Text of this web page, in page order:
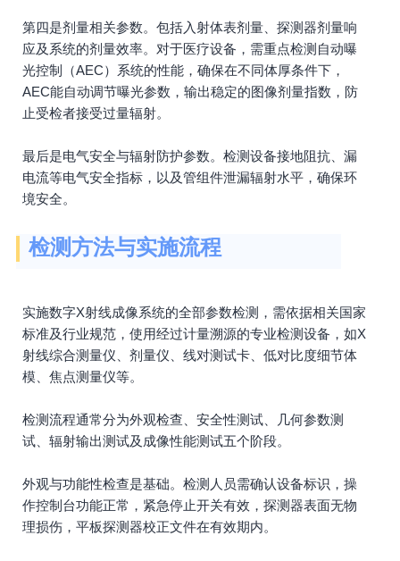
第四是剂量相关参数。包括入射体表剂量、探测器剂量响
应及系统的剂量效率。对于医疗设备，需重点检测自动曝
光控制（AEC）系统的性能，确保在不同体厚条件下，
AEC能自动调节曝光参数，输出稳定的图像剂量指数，防
止受检者接受过量辐射。
最后是电气安全与辐射防护参数。检测设备接地阻抗、漏
电流等电气安全指标，以及管组件泄漏辐射水平，确保环
境安全。
检测方法与实施流程
实施数字X射线成像系统的全部参数检测，需依据相关国家
标准及行业规范，使用经过计量溯源的专业检测设备，如X
射线综合测量仪、剂量仪、线对测试卡、低对比度细节体
模、焦点测量仪等。
检测流程通常分为外观检查、安全性测试、几何参数测
试、辐射输出测试及成像性能测试五个阶段。
外观与功能性检查是基础。检测人员需确认设备标识，操
作控制台功能正常，紧急停止开关有效，探测器表面无物
理损伤，平板探测器校正文件在有效期内。